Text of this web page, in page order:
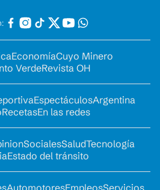
EconomíaCuyo Minero
VerdeRevista OH
EspectáculosArgentina
RecetasEn las redes
SocialesSaludTecnología
Estado del tránsito
AutomotoresEmpleosServicios